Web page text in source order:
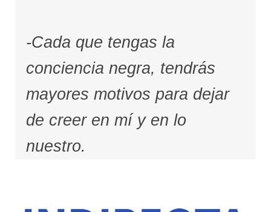
-Cada que tengas la
conciencia negra, tendrás
mayores motivos para dejar
de creer en mí y en lo
nuestro.